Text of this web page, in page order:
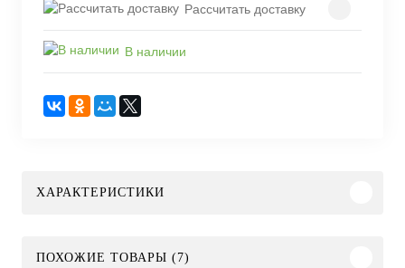
Рассчитать доставку
В наличии
ХАРАКТЕРИСТИКИ
ПОХОЖИЕ ТОВАРЫ (7)